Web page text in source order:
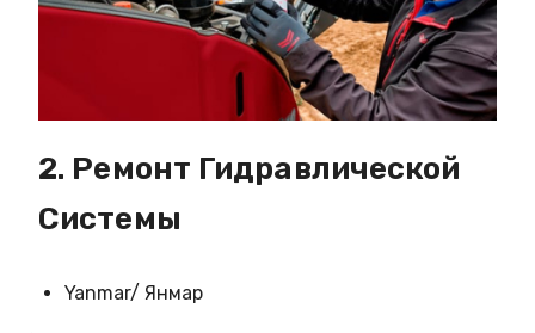
2. Ремонт Гидравлической
Системы
Yanmar/ Янмар